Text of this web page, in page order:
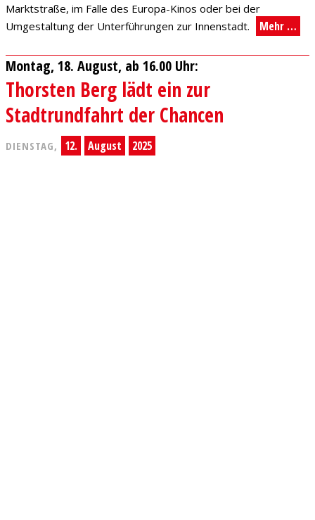
Marktstraße, im Falle des Europa-Kinos oder bei der
Umgestaltung der Unterführungen zur Innenstadt.
Mehr …
Montag, 18. August, ab 16.00 Uhr:
Thorsten Berg lädt ein zur
Stadtrundfahrt der Chancen
DIENSTAG, 12. August 2025